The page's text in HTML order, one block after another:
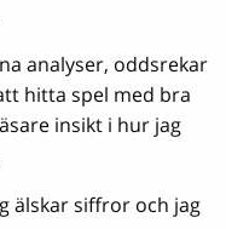
analyser, oddsrekar
hitta spel med bra
insikt i hur jag
älskar siffror och jag